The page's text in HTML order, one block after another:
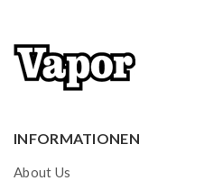
INFORMATIONEN
About Us